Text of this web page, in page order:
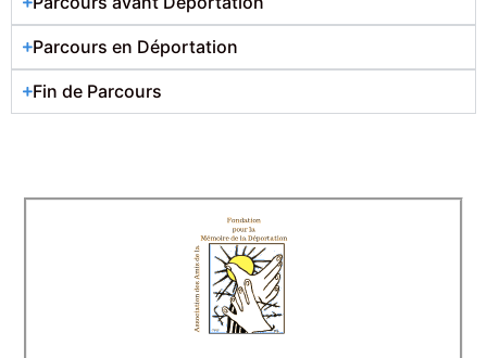
Parcours en Déportation
Fin de Parcours